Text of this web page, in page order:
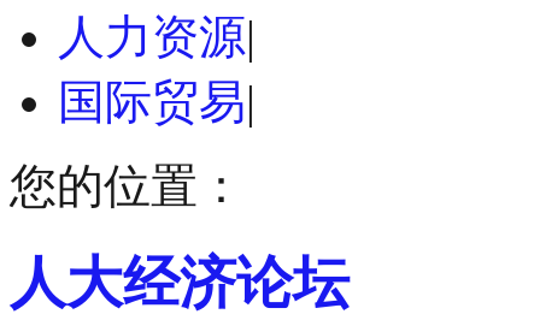
人力资源|
国际贸易|
您的位置：
人大经济论坛